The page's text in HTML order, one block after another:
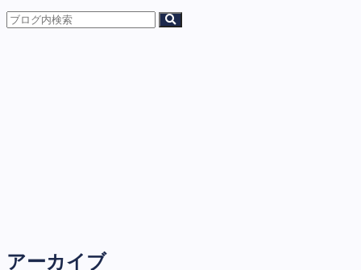
アーカイブ